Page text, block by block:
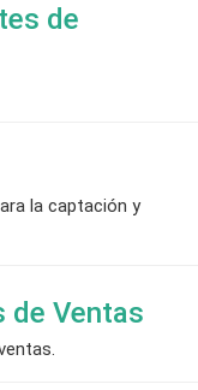
de
la captación y
de Ventas